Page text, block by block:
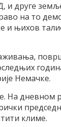
и друге
на то
и њихов
Немачке.
На дневном
климе.